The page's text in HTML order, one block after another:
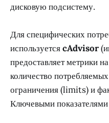
дисковую подсистему.
Для специфических
используетсяcAdvisor
предоставляет метрики
количество
ограничения (limits) и
Ключевыми показателями